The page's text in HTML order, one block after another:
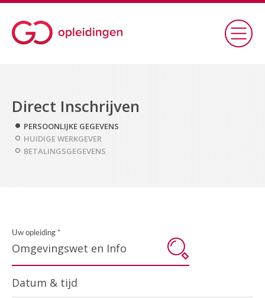
Direct Inschrijven
PERSOONLIJKE GEGEVENS
HUIDIGE WERKGEVER
BETALINGSGEGEVENS
Uw opleiding *
Datum & tijd